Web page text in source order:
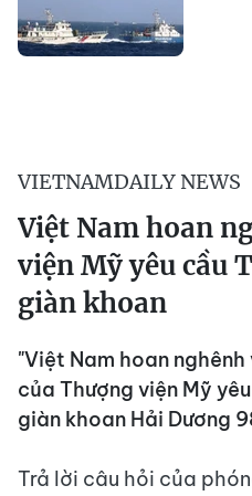
VIETNAMDAILY NEWS
Việt Nam hoan
viện Mỹ yêu cầu
giàn khoan
"Việt Nam hoan
của Thượng viện Mỹ
giàn khoan Hải Dương
Trả lời câu hỏi của